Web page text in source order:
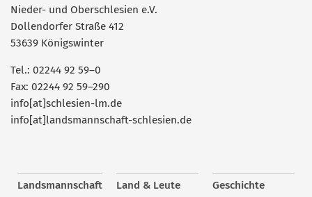
Nieder- und Oberschlesien e.V.
Dollendorfer Straße 412
53639 Königswinter
Tel.: 02244 92 59–0
Fax: 02244 92 59–290
info[at]schlesien-lm.de
info[at]landsmannschaft-schlesien.de
Landsmannschaft Land & Leute Geschichte